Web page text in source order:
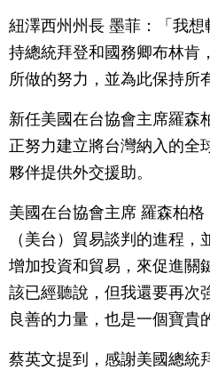
紐澤西州州長 墨菲：「我
持總統拜登和國務卿布林肯
所做的努力，並為此保持所
新任美國在台協會主席羅森
正努力建立將台灣納入的全
夥伴提供外交援助。
美國在台協會主席 羅森柏
（美台）貿易談判的進程
增加投資和貿易，來促進關
該已經聽說，但我還要再次
良善的力量，也是一個寶貴
蔡英文提到，感謝美國總統